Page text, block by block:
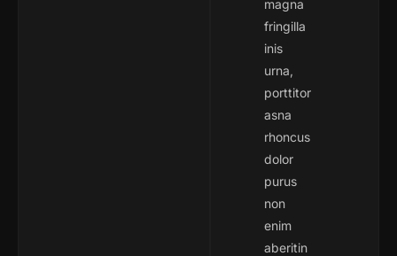
magna
fringilla
inis
urna,
porttitor
asna
rhoncus
dolor
purus
non
enim
aberitin